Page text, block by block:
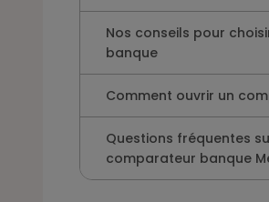
Nos conseils pour
banque
Comment ouvrir un
Questions fréquentes
comparateur banque